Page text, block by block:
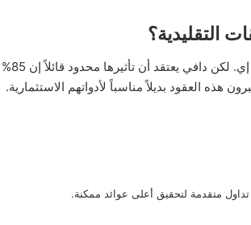
التقليدية؟
يرى البعض أنها قد تسحب نشاط التداول من البورصات التقليدية مثل سي إم إي. لكن دافي يعتقد أن تأثيرها محدود قائلاً إن 85%
متقدمة لتحقيق أعلى عوائد ممكنة.